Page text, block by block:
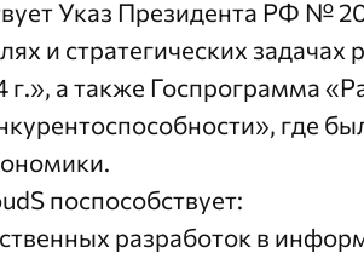
Указ Президента РФ №
и стратегических
г.», а также Госпрограмма
где
поспособствует:
разработок в